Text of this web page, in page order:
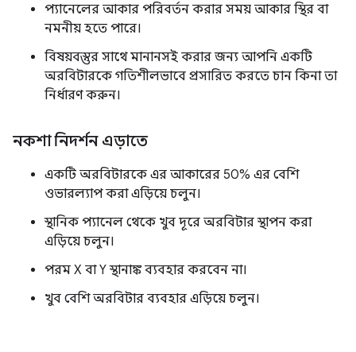
প্যানেলের আকার পরিবর্তন করার সময় আকার স্থির বা
নমনীয় হতে পারে।
বিষয়বস্তুর সাথে মানানসই করার জন্য আপনি একটি
অরবিটারকে গতিশীলভাবে প্রসারিত করতে চান কিনা তা
নির্ধারণ করুন।
নকশা নিদর্শন এড়াতে
একটি অরবিটারকে এর আকারের 50% এর বেশি
ওভারল্যাপ করা এড়িয়ে চলুন।
স্থানিক প্যানেল থেকে খুব দূরে অরবিটার স্থাপন করা
এড়িয়ে চলুন।
পরম X বা Y স্থানাঙ্ক ব্যবহার করবেন না।
খুব বেশি অরবিটার ব্যবহার এড়িয়ে চলুন।